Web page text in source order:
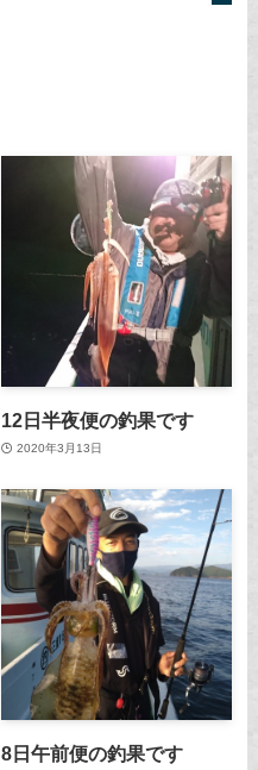
12日半夜便の釣果です
2020年3月13日
8日午前便の釣果です